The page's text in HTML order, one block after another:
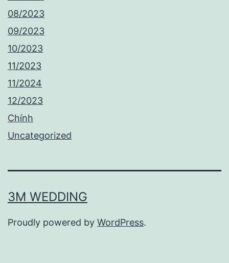
08/2023
09/2023
10/2023
11/2023
11/2024
12/2023
Chính
Uncategorized
3M WEDDING
Proudly powered by WordPress.